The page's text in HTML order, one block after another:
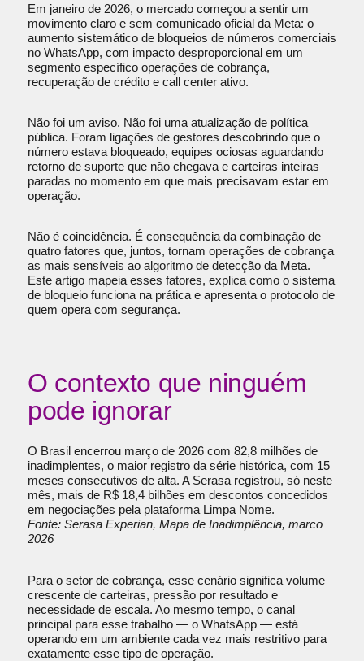
Em janeiro de 2026, o mercado começou a sentir um
movimento claro e sem comunicado oficial da Meta: o
aumento sistemático de bloqueios de números comerciais
no WhatsApp, com impacto desproporcional em um
segmento específico operações de cobrança,
recuperação de crédito e call center ativo.
Não foi um aviso. Não foi uma atualização de política
pública. Foram ligações de gestores descobrindo que o
número estava bloqueado, equipes ociosas aguardando
retorno de suporte que não chegava e carteiras inteiras
paradas no momento em que mais precisavam estar em
operação.
Não é coincidência. É consequência da combinação de
quatro fatores que, juntos, tornam operações de cobrança
as mais sensíveis ao algoritmo de detecção da Meta.
Este artigo mapeia esses fatores, explica como o sistema
de bloqueio funciona na prática e apresenta o protocolo de
quem opera com segurança.
O contexto que ninguém
pode ignorar
O Brasil encerrou março de 2026 com 82,8 milhões de
inadimplentes, o maior registro da série histórica, com 15
meses consecutivos de alta. A Serasa registrou, só neste
mês, mais de R$ 18,4 bilhões em descontos concedidos
em negociações pela plataforma Limpa Nome.
Fonte: Serasa Experian, Mapa de Inadimplência, marco
2026
Para o setor de cobrança, esse cenário significa volume
crescente de carteiras, pressão por resultado e
necessidade de escala. Ao mesmo tempo, o canal
principal para esse trabalho — o WhatsApp — está
operando em um ambiente cada vez mais restritivo para
exatamente esse tipo de operação.